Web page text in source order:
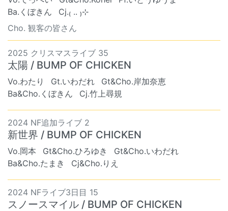
Ba.くぼきん
Cj.₍ .. ₎⊹
Cho. 観客の皆さん
2025 クリスマスライブ 35
太陽 / BUMP OF CHICKEN
Vo.わたり Gt.いわだれ
Gt&Cho.岸加奈恵
Ba&Cho.くぼきん
Cj.竹上尋規
2024 NF追加ライブ 2
新世界 / BUMP OF CHICKEN
Vo.岡本 Gt&Cho.ひろゆき
Gt&Cho.いわだれ
Ba&Cho.たまき
Cj&Cho.りえ
2024 NFライブ3日目 15
スノースマイル / BUMP OF CHICKEN